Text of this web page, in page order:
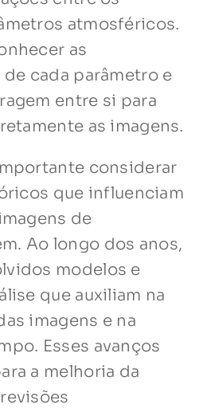
atmosféricos.
as
cada parâmetro e
entre si para
as imagens.
considerar
que influenciam
de
Ao longo dos anos,
modelos e
que auxiliam na
imagens e na
Esses avanços
a melhoria da